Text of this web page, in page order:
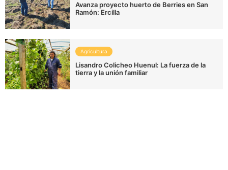
Avanza proyecto huerto de Berries en San
Ramón: Ercilla
Agricultura
Lisandro Colicheo Huenul: La fuerza de la
tierra y la unión familiar